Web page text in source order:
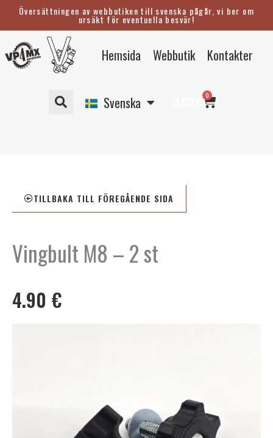
Hoppa
innehåll
Översättningen av webbutiken till svenska pågår, vi ber om
ursäkt för eventuella besvär!
Hemsida Webbutik Kontakter
Svenska
English
Deutsch
0
Varukorg
TILLBAKA TILL FÖREGÅENDE SIDA
Vingbult M8 – 2 st
4.90 €